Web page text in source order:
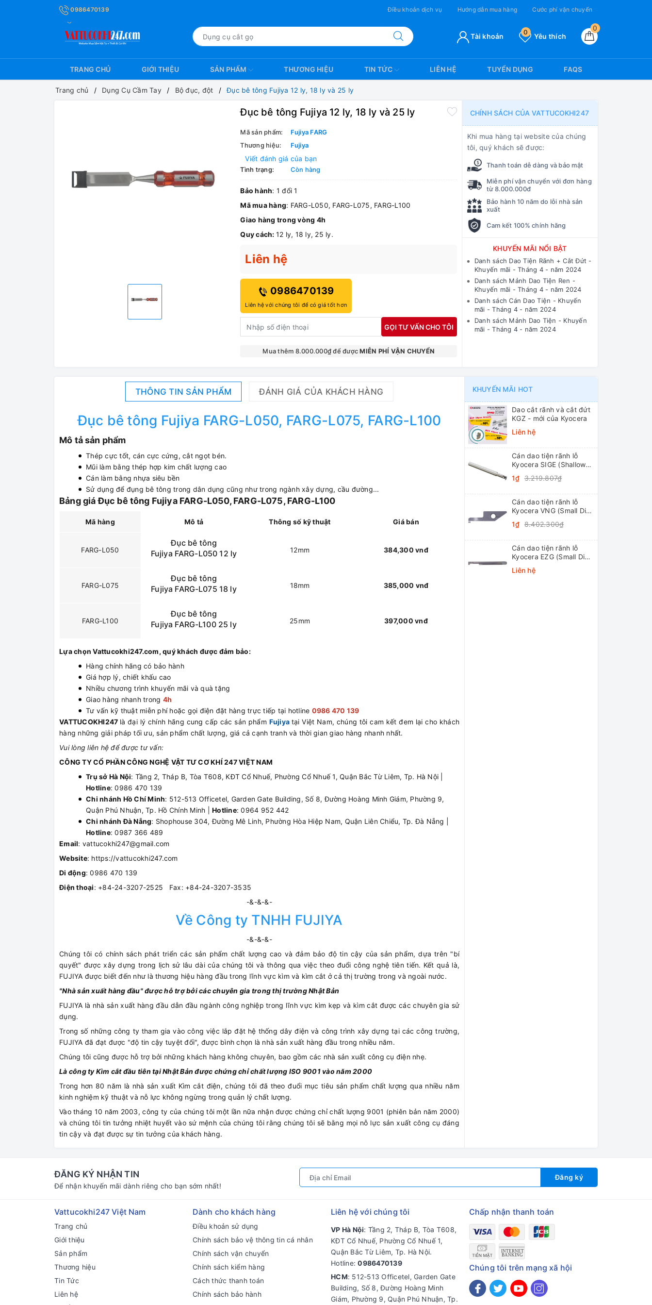
0986470139 Điều khoản dịch vụ Hướng dẫn mua hàng Cước phí vận chuyển
0
Yêu thích
0
Tài khoản
TRANG CHỦ GIỚI THIỆU SẢN PHẨM THƯƠNG HIỆU TIN TỨC LIÊN HỆ TUYỂN DỤNG FAQS
Trang chủ Dụng Cụ Cầm Tay Bộ đục, đột Đục bê tông Fujiya 12 ly, 18 ly và 25 ly
Đục bê tông Fujiya 12 ly, 18 ly và 25 ly
Mã sản phẩm:
Fujiya FARG
Thương hiệu:
Fujiya
Viết đánh giá của bạn
Tình trạng: Còn hàng
Bảo hành: 1 đổi 1
Mã mua hàng: FARG-L050, FARG-L075, FARG-L100
Giao hàng trong vòng 4h
Quy cách: 12 ly, 18 ly, 25 ly.
Liên hệ
0986470139
Liên hệ với chúng tôi để có giá tốt hơn
GỌI TƯ VẤN CHO TÔI
Mua thêm 8.000.000₫ để đượcMIỄN PHÍ VẬN CHUYỂN
CHÍNH SÁCH CỦA VATTUCOKHI247
Khi mua hàng tại website của chúng
tôi, quý khách sẽ được:
Thanh toán dễ dàng và bảo mật
Miễn phí vận chuyển với đơn hàng
từ 8.000.000đ
Bảo hành 10 năm do lỗi nhà sản
xuất
Cam kết 100% chính hãng
KHUYẾN MÃI NỔI BẬT
Danh sách Dao Tiện Rãnh + Cắt Đứt -
Khuyến mãi - Tháng 4 - năm 2024
Danh sách Mảnh Dao Tiện Ren -
Khuyến mãi - Tháng 4 - năm 2024
Danh sách Cán Dao Tiện - Khuyến
mãi - Tháng 4 - năm 2024
Danh sách Mảnh Dao Tiện - Khuyến
mãi - Tháng 4 - năm 2024
THÔNG TIN SẢN PHẨM ĐÁNH GIÁ CỦA KHÁCH HÀNG
Đục bê tông Fujiya FARG-L050, FARG-L075, FARG-L100
Mô tả sản phẩm
Thép cực tốt, cán cực cứng, cắt ngọt bén.
Mũi làm bằng thép hợp kim chất lượng cao
Cán làm bằng nhựa siêu bền
Sử dụng để đụng bê tông trong dân dụng cũng như trong ngành xây dựng, cầu đường...
Bảng giá Đục bê tông Fujiya FARG-L050, FARG-L075, FARG-L100
Mã hàng Mô tả Thông số kỹ thuật Giá bán
FARG-L050
Đục bê tông
Fujiya FARG-L050 12 ly
12mm 384,300 vnđ
FARG-L075
Đục bê tông
Fujiya FARG-L075 18 ly
18mm 385,000 vnđ
FARG-L100
Đục bê tông
Fujiya FARG-L100 25 ly
25mm 397,000 vnđ
Lựa chọn Vattucokhi247.com, quý khách được đảm bảo:
Hàng chính hãng có bảo hành
Giá hợp lý, chiết khấu cao
Nhiều chương trình khuyến mãi và quà tặng
Giao hàng nhanh trong 4h
Tư vấn kỹ thuật miễn phí hoặc gọi điện đặt hàng trực tiếp tại hotline 0986 470 139
VATTUCOKHI247 là đại lý chính hãng cung cấp các sản phẩm Fujiya tại Việt Nam, chúng tôi cam kết đem lại cho khách
hàng những giải pháp tối ưu, sản phẩm chất lượng, giá cả cạnh tranh và thời gian giao hàng nhanh nhất.
Vui lòng liên hệ để được tư vấn:
CÔNG TY CỔ PHẦN CÔNG NGHỆ VẬT TƯ CƠ KHÍ 247 VIỆT NAM
Trụ sở Hà Nội: Tầng 2, Tháp B, Tòa T608, KĐT Cổ Nhuế, Phường Cổ Nhuế 1, Quận Bắc Từ Liêm, Tp. Hà Nội |
Hotline: 0986 470 139
Chi nhánh Hồ Chí Minh: 512-513 Officetel, Garden Gate Building, Số 8, Đường Hoàng Minh Giám, Phường 9,
Quận Phú Nhuận, Tp. Hồ Chính Minh | Hotline: 0964 952 442
Chi nhánh Đà Nẵng: Shophouse 304, Đường Mê Linh, Phường Hòa Hiệp Nam, Quận Liên Chiểu, Tp. Đà Nẵng |
Hotline: 0987 366 489
Email: vattucokhi247@gmail.com
Website: https://vattucokhi247.com
Di động: 0986 470 139
Điện thoại: +84-24-3207-2525 Fax: +84-24-3207-3535
-&-&-&-
Về Công ty TNHH FUJIYA
-&-&-&-
Chúng tôi có chính sách phát triển các sản phẩm chất lượng cao và đảm bảo độ tin cậy của sản phẩm, dựa trên "bí
quyết" được xây dựng trong lịch sử lâu dài của chúng tôi và thông qua việc theo đuổi công nghệ tiên tiến. Kết quả là,
FUJIYA được biết đến như là thương hiệu hàng đầu trong lĩnh vực kìm và kìm cắt ở cả thị trường trong và ngoài nước.
"Nhà sản xuất hàng đầu" được hỗ trợ bởi các chuyên gia trong thị trường Nhật Bản
FUJIYA là nhà sản xuất hàng đầu dẫn đầu ngành công nghiệp trong lĩnh vực kìm kẹp và kìm cắt được các chuyên gia sử
dụng.
Trong số những công ty tham gia vào công việc lắp đặt hệ thống dây điện và công trình xây dựng tại các công trường,
FUJIYA đã đạt được "độ tin cậy tuyệt đối", được bình chọn là nhà sản xuất hàng đầu trong nhiều năm.
Chúng tôi cũng được hỗ trợ bởi những khách hàng không chuyên, bao gồm các nhà sản xuất công cụ điện nhẹ.
Là công ty Kìm cắt đầu tiên tại Nhật Bản được chứng chỉ chất lượng ISO 9001 vào năm 2000
Trong hơn 80 năm là nhà sản xuất Kìm cắt điện, chúng tôi đã theo đuổi mục tiêu sản phẩm chất lượng qua nhiều năm
kinh nghiệm kỹ thuật và nỗ lực không ngừng trong quản lý chất lượng.
Vào tháng 10 năm 2003, công ty của chúng tôi một lần nữa nhận được chứng chỉ chất lượng 9001 (phiên bản năm 2000)
và chúng tôi tin tưởng nhiệt huyết vào sứ mệnh của chúng tôi rằng chúng tôi sẽ bằng mọi nỗ lực sản xuất công cụ đáng
tin cậy và đạt được sự tin tưởng của khách hàng.
KHUYẾN MÃI HOT
Dao cắt rãnh và cắt đứt
KGZ - mới của Kyocera
Liên hệ
Cán dao tiện rãnh lỗ
Kyocera SIGE (Shallow
1₫ 3.219.807₫
Cán dao tiện rãnh lỗ
Kyocera VNG (Small Dia.
System Tip-Bars)
1₫ 8.402.300₫
Cán dao tiện rãnh lỗ
Kyocera EZG (Small Dia.
Bars)
Liên hệ
ĐĂNG KÝ NHẬN TIN
Để nhận khuyến mãi dành riêng cho bạn sớm nhất!
Đăng ký
Vattucokhi247 Việt Nam
Trang chủ
Giới thiệu
Sản phẩm
Thương hiệu
Tin Tức
Liên hệ
Dành cho khách hàng
Điều khoản sử dụng
Chính sách bảo vệ thông tin cá nhân
Chính sách vận chuyển
Chính sách kiểm hàng
Cách thức thanh toán
Chính sách bảo hành
Liên hệ với chúng tôi
VP Hà Nội: Tầng 2, Tháp B, Tòa T608,
KĐT Cổ Nhuế, Phường Cổ Nhuế 1,
Quận Bắc Từ Liêm, Tp. Hà Nội.
Hotline:0986470139
HCM: 512-513 Officetel, Garden Gate
Building, Số 8, Đường Hoàng Minh
Giám, Phường 9, Quận Phú Nhuận, Tp.
Chấp nhận thanh toán
Chúng tôi trên mạng xã hội